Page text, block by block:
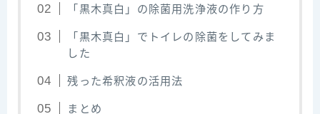
「黒木真白」の除菌用洗浄液の作り方
「黒木真白」でトイレの除菌をしてみま
した
残った希釈液の活用法
まとめ